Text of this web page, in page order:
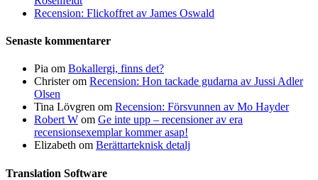
Recension: Flickoffret av James Oswald
Senaste kommentarer
Pia om Bokallergi, finns det?
Christerom Recension: Hon tackade gudarna av Jussi Adler
Olsen
Tina Lövgren om Recension: Försvunnen av Mo Hayder
Robert W om Ge inte upp – recensioner av era
recensionsexemplar kommer asap!
Elizabeth om Berättarteknisk detalj
Translation Software